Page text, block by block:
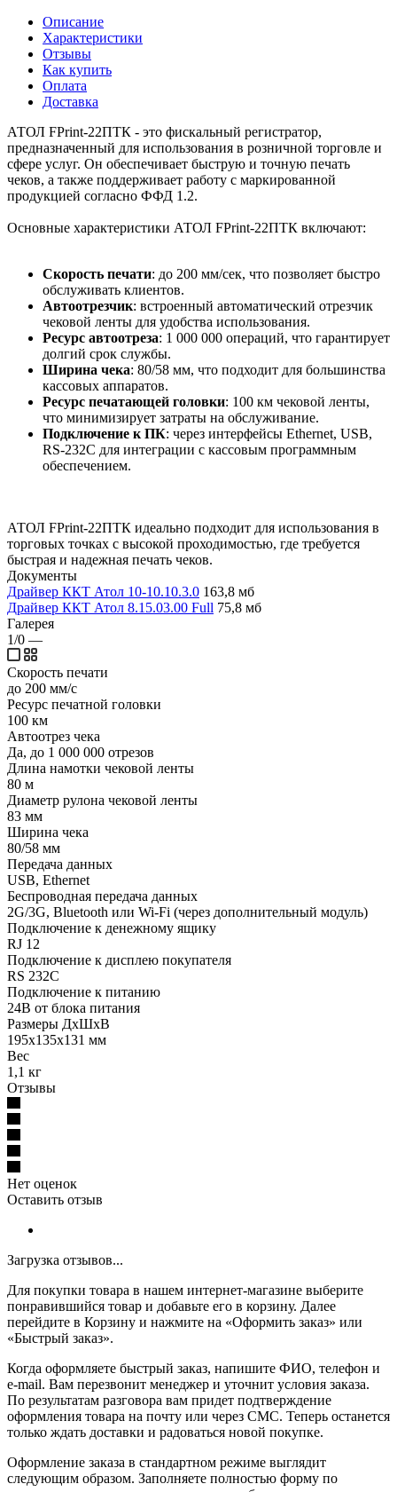
Описание
Характеристики
Отзывы
Как купить
Оплата
Доставка
АТОЛ FPrint-22ПТК - это фискальный регистратор,
предназначенный для использования в розничной торговле и
сфере услуг. Он обеспечивает быструю и точную печать
чеков, а также поддерживает работу с маркированной
продукцией согласно ФФД 1.2.
Основные характеристики АТОЛ FPrint-22ПТК включают:
Скорость печати: до 200 мм/сек, что позволяет быстро
обслуживать клиентов.
Автоотрезчик: встроенный автоматический отрезчик
чековой ленты для удобства использования.
Ресурс автоотреза: 1 000 000 операций, что гарантирует
долгий срок службы.
Ширина чека: 80/58 мм, что подходит для большинства
кассовых аппаратов.
Ресурс печатающей головки: 100 км чековой ленты,
что минимизирует затраты на обслуживание.
Подключение к ПК: через интерфейсы Ethernet, USB,
RS-232C для интеграции с кассовым программным
обеспечением.
АТОЛ FPrint-22ПТК идеально подходит для использования в
торговых точках с высокой проходимостью, где требуется
быстрая и надежная печать чеков.
Документы
Драйвер ККТ Атол 10-10.10.3.0 163,8 мб
Драйвер ККТ Атол 8.15.03.00 Full 75,8 мб
Галерея
1/0 —
Скорость печати
до 200 мм/с
Ресурс печатной головки
100 км
Автоотрез чека
Да, до 1 000 000 отрезов
Длина намотки чековой ленты
80 м
Диаметр рулона чековой ленты
83 мм
Ширина чека
80/58 мм
Передача данных
USB, Ethernet
Беспроводная передача данных
2G/3G, Bluetooth или Wi-Fi (через дополнительный модуль)
Подключение к денежному ящику
RJ 12
Подключение к дисплею покупателя
RS 232C
Подключение к питанию
24В от блока питания
Размеры ДхШхВ
195х135х131 мм
Вес
1,1 кг
Отзывы
Нет оценок
Оставить отзыв
Загрузка отзывов...
Для покупки товара в нашем интернет-магазине выберите
понравившийся товар и добавьте его в корзину. Далее
перейдите в Корзину и нажмите на «Оформить заказ» или
«Быстрый заказ».
Когда оформляете быстрый заказ, напишите ФИО, телефон и
e-mail. Вам перезвонит менеджер и уточнит условия заказа.
По результатам разговора вам придет подтверждение
оформления товара на почту или через СМС. Теперь останется
только ждать доставки и радоваться новой покупке.
Оформление заказа в стандартном режиме выглядит
следующим образом. Заполняете полностью форму по